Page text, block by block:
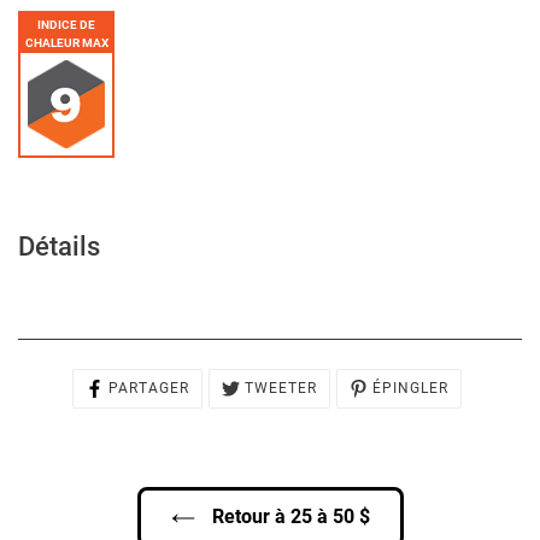
d'un
produit
votre
panier
INDICE DE
CHALEUR MAX
Détails
PARTAGER
PARTAGER
TWEETER
TWEETER
ÉPINGLER
ÉPINGLER
Retour à 25 à 50 $